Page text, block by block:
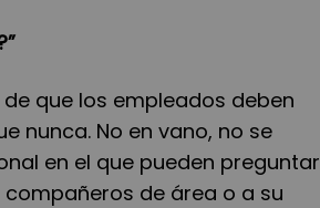
que los empleados deben
nunca. No en vano, no se
en el que pueden preguntar
de área o a su